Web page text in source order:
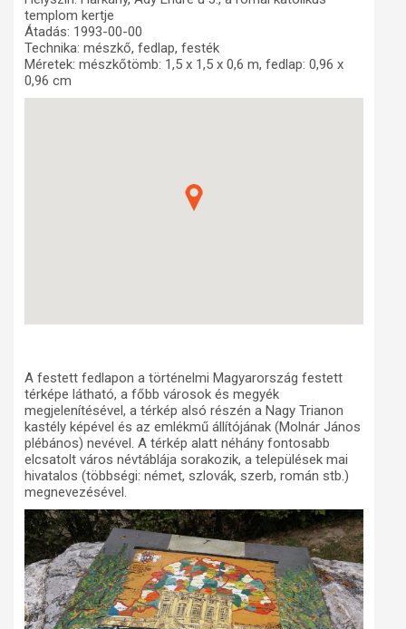
templom kertje
Átadás: 1993-00-00
Technika: mészkő, fedlap, festék
Méretek: mészkőtömb: 1,5 x 1,5 x 0,6 m, fedlap: 0,96 x
0,96 cm
A festett fedlapon a történelmi Magyarország festett
térképe látható, a főbb városok és megyék
megjelenítésével, a térkép alsó részén a Nagy Trianon
kastély képével és az emlékmű állítójának (Molnár János
plébános) nevével. A térkép alatt néhány fontosabb
elcsatolt város névtáblája sorakozik, a települések mai
hivatalos (többségi: német, szlovák, szerb, román stb.)
megnevezésével.